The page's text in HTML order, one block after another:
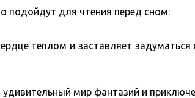
подойдут для чтения перед сном:
теплом и заставляет
удивительный мир фантазий и